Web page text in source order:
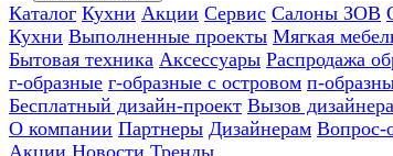
Каталог Кухни Акции Сервис Салоны ЗОВ
Кухни Выполненные проекты Мягкая
Бытовая техника Аксессуары Распродажа
г-образные г-образные с островом п-
Бесплатный дизайн-проект Вызов дизайнера
О компании Партнеры Дизайнерам Вопрос-
Акции Новости Тренды